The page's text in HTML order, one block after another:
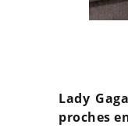
Lady
proches